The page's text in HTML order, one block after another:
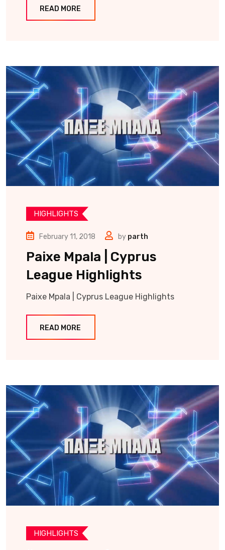
READ MORE
HIGHLIGHTS
February 11, 2018 by parth
Paixe Mpala | Cyprus
League Highlights
Paixe Mpala | Cyprus League Highlights
READ MORE
HIGHLIGHTS